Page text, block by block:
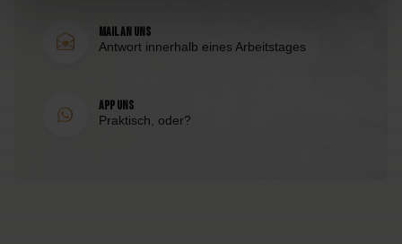
8998340156476
Mail an uns
Antwort innerhalb eines Arbeitstages
App uns
Praktisch, oder?